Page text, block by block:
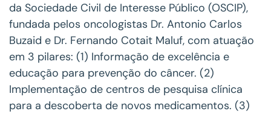
da Sociedade Civil de Interesse Público (OSCIP),
fundada pelos oncologistas Dr. Antonio Carlos
Buzaid e Dr. Fernando Cotait Maluf, com atuação
em 3 pilares: (1) Informação de excelência e
educação para prevenção do câncer. (2)
Implementação de centros de pesquisa clínica
para a descoberta de novos medicamentos. (3)